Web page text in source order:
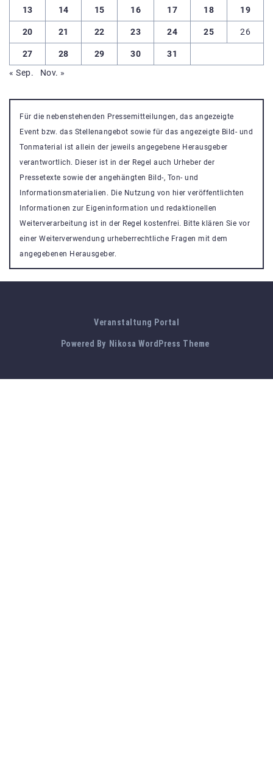
13 14 15 16 17 18 19
20 21 22 23 24 25 26
27 28 29 30
31
« Sep.
Nov. »
Für die nebenstehenden Pressemitteilungen, das angezeigte
Event bzw. das Stellenangebot sowie für das angezeigte Bild- und
Tonmaterial ist allein der jeweils angegebene Herausgeber
verantwortlich. Dieser ist in der Regel auch Urheber der
Pressetexte sowie der angehängten Bild-, Ton- und
Informationsmaterialien. Die Nutzung von hier veröffentlichten
Informationen zur Eigeninformation und redaktionellen
Weiterverarbeitung ist in der Regel kostenfrei. Bitte klären Sie vor
einer Weiterverwendung urheberrechtliche Fragen mit dem
angegebenen Herausgeber.
Veranstaltung Portal
Powered By Nikosa WordPress Theme